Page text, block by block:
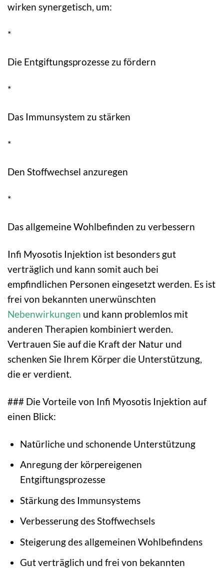
wirken synergetisch, um:
*
Die Entgiftungsprozesse zu fördern
*
Das Immunsystem zu stärken
*
Den Stoffwechsel anzuregen
*
Das allgemeine Wohlbefinden zu verbessern
Infi Myosotis Injektion ist besonders gut
verträglich und kann somit auch bei
empfindlichen Personen eingesetzt werden. Es ist
frei von bekannten unerwünschten
Nebenwirkungen und kann problemlos mit
anderen Therapien kombiniert werden.
Vertrauen Sie auf die Kraft der Natur und
schenken Sie Ihrem Körper die Unterstützung,
die er verdient.
### Die Vorteile von Infi Myosotis Injektion auf
einen Blick:
Natürliche und schonende Unterstützung
Anregung der körpereigenen
Entgiftungsprozesse
Stärkung des Immunsystems
Verbesserung des Stoffwechsels
Steigerung des allgemeinen Wohlbefindens
Gut verträglich und frei von bekannten